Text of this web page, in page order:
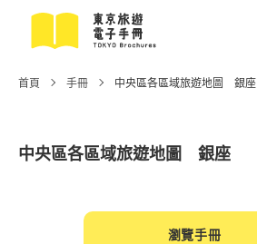
首頁 手冊 中央區各區域旅遊地圖 銀座
中央區各區域旅遊地圖 銀座
瀏覽手冊